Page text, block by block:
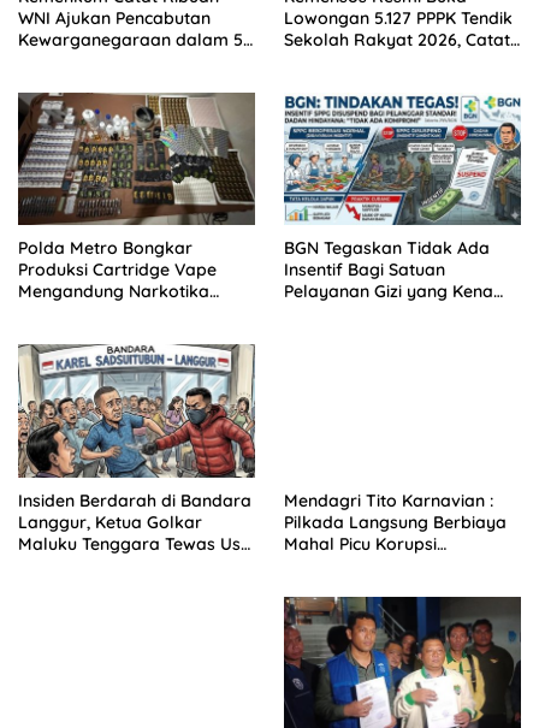
WNI Ajukan Pencabutan
Kewarganegaraan dalam 5
Lowongan 5.127 PPPK Tendik
Sekolah Rakyat 2026, Catat
Polda Metro Bongkar
Produksi Cartridge Vape
Mengandung Narkotika
BGN Tegaskan Tidak Ada
Insentif Bagi Satuan
Pelayanan Gizi yang Kena
Insiden Berdarah di Bandara
Langgur, Ketua Golkar
Maluku Tenggara Tewas Usai
Mendagri Tito Karnavian :
Pilkada Langsung Berbiaya
Mahal Picu Korupsi